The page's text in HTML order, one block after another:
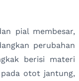
pial membesar,
perubahan
berisi materi
otot jantung,